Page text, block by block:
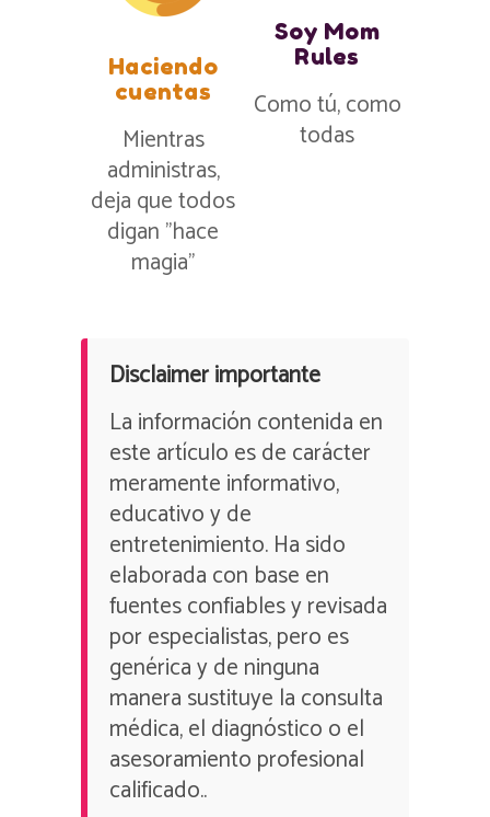
Haciendo
cuentas
Mientras
administras,
deja que todos
digan ”hace
magia”
Soy Mom
Rules
Como tú, como
todas
Disclaimer importante
La información contenida en
este artículo es de carácter
meramente informativo,
educativo y de
entretenimiento. Ha sido
elaborada con base en
fuentes confiables y revisada
por especialistas, pero es
genérica y de ninguna
manera sustituye la consulta
médica, el diagnóstico o el
asesoramiento profesional
calificado..